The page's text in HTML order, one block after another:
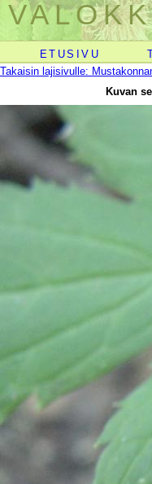
ETUSIVU
Takaisin lajisivulle:
Kuvan